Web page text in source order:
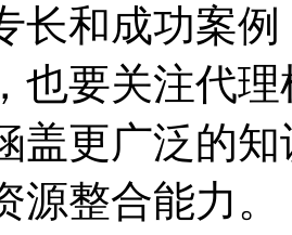
长和成功案
也要关注代
盖更广泛的
源整合能力。